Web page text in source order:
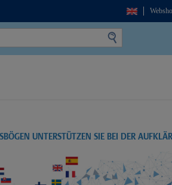
UNTERSTÜTZEN SIE BEI DER